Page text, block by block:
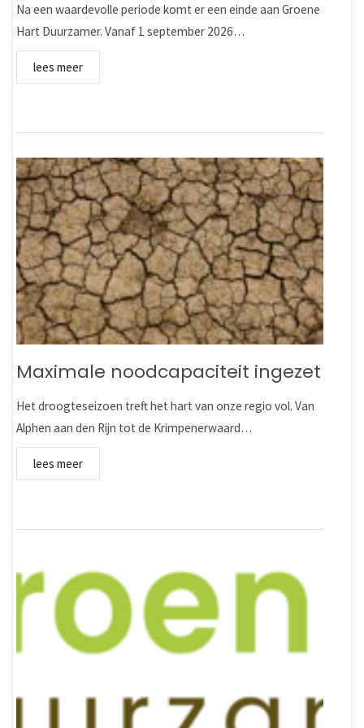
Na een waardevolle periode komt er een einde aan Groene
Hart Duurzamer. Vanaf 1 september 2026…
lees meer
Maximale noodcapaciteit ingezet
Het droogteseizoen treft het hart van onze regio vol. Van
Alphen aan den Rijn tot de Krimpenerwaard…
lees meer